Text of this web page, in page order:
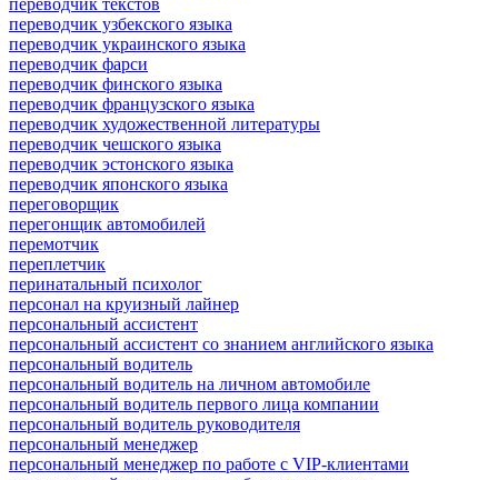
переводчик узбекского языка
переводчик украинского языка
переводчик фарси
переводчик финского языка
переводчик французского языка
переводчик художественной литературы
переводчик чешского языка
переводчик эстонского языка
переводчик японского языка
переговорщик
перегонщик автомобилей
перемотчик
переплетчик
перинатальный психолог
персонал на круизный лайнер
персональный ассистент
персональный ассистент со знанием английского языка
персональный водитель
персональный водитель на личном автомобиле
персональный водитель первого лица компании
персональный водитель руководителя
персональный менеджер
персональный менеджер по работе с VIP-клиентами